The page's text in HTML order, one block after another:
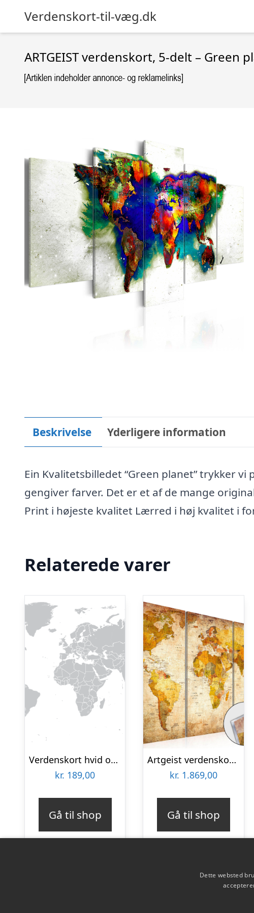
Verdenskort-til-væg.dk
ARTGEIST verdenskort, 5-delt – Green
Beskrivelse Yderligere information
Ein Kvalitetsbilledet “Green planet” trykker
gengiver farver. Det er et af de mange
Print i højeste kvalitet Lærred i høj kvalitet i
Relaterede varer
Verdenskort hvid og grå af Illux
kr. 189,00
Gå til shop
Artgeist verdenskort – Antique Journeys plexiglas billede, 3-delt – flere størrelser 120×80
kr. 1.869,00
Gå til shop
Dette websted